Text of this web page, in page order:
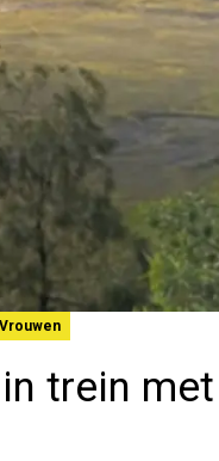
Vrouwen
trein met